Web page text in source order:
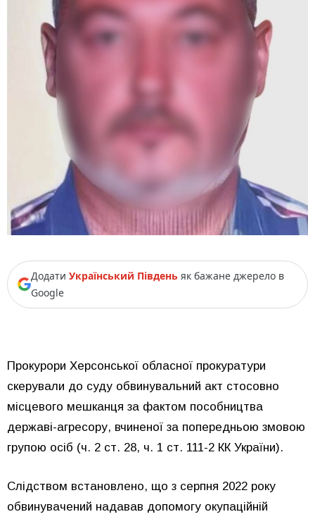
Додати Український Південь як бажане джерело в
Google
Прокурори Херсонської обласної прокуратури
скерували до суду обвинувальний акт стосовно
місцевого мешканця за фактом пособництва
державі-агресору, вчиненої за попередньою змовою
групою осіб (ч. 2 ст. 28, ч. 1 ст. 111-2 КК України).
Слідством встановлено, що з серпня 2022 року
обвинувачений надавав допомогу окупаційній